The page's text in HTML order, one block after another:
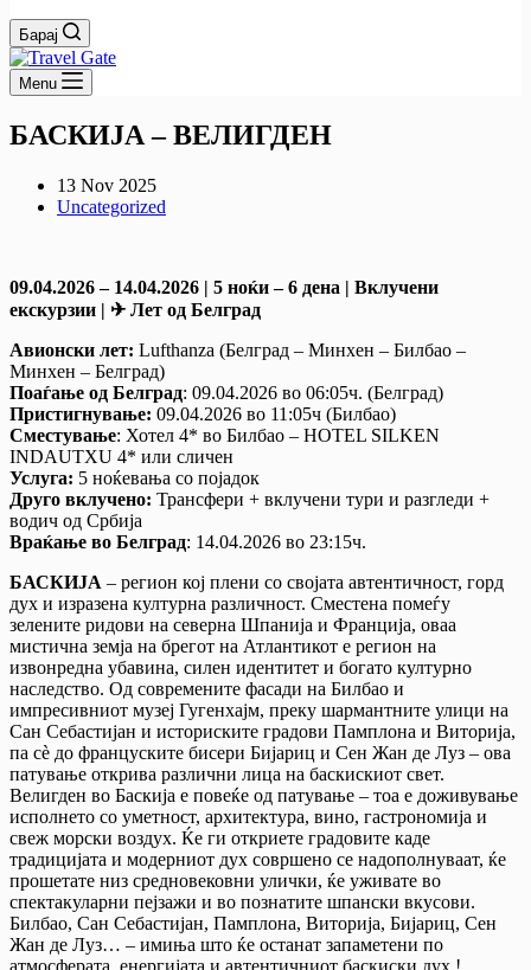
Барај
Menu
БАСКИЈА – ВЕЛИГДЕН
13 Nov 2025
Uncategorized
09.04.2026 – 14.04.2026 | 5 ноќи – 6 дена | Вклучени
екскурзии | ✈ Лет од Белград
Авионски лет: Lufthanza (Белград – Минхен – Билбао –
Минхен – Белград)
Поаѓање од Белград: 09.04.2026 во 06:05ч. (Белград)
Пристигнување: 09.04.2026 во 11:05ч (Билбао)
Сместување: Хотел 4* во Билбао – HOTEL SILKEN
INDAUTXU 4* или сличен
Услуга: 5 ноќевања со појадок
Друго вклучено: Трансфери + вклучени тури и разгледи +
водич од Србија
Враќање во Белград: 14.04.2026 во 23:15ч.
БАСКИЈА – регион кој плени со својата автентичност, горд
дух и изразена културна различност. Сместена помеѓу
зелените ридови на северна Шпанија и Франција, оваа
мистична земја на брегот на Атлантикот е регион на
извонредна убавина, силен идентитет и богато културно
наследство. Од современите фасади на Билбао и
импресивниот музеј Гугенхајм, преку шармантните улици на
Сан Себастијан и историските градови Памплона и Виторија,
па сè до француските бисери Бијариц и Сен Жан де Луз – ова
патување открива различни лица на баскискиот свет.
Велигден во Баскија е повеќе од патување – тоа е доживување
исполнето со уметност, архитектура, вино, гастрономија и
свеж морски воздух. Ќе ги откриете градовите каде
традицијата и модерниот дух совршено се надополнуваат, ќе
прошетате низ средновековни улички, ќе уживате во
спектакуларни пејзажи и во познатите шпански вкусови.
Билбао, Сан Себастијан, Памплона, Виторија, Бијариц, Сен
Жан де Луз… – имиња што ќе останат запаметени по
атмосферата, енергијата и автентичниот баскиски дух.!